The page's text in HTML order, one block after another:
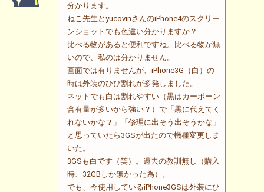
分かります。
ねこ先生とyucovinさんのiPhone4のスクリー
ンショットでも色違い分かりますか？
比べる物があると便利ですね。比べる物が無
いので、私のは分かりません。
画面では有りませんが、iPhone3G（白）の
時は外装のひび割れが多発しました。
ネットでも白は割れやすい（黒はカーボーン
含有量が多いから強い？）で「黒に代えてく
れないかな？」「修理に出そう出そうかな」
と思っていたら3GSが出たので機種変更しま
いた。
3GSも白です（笑）。過去の教訓無し（購入
時、32GBしか無かった為）。
でも、今使用しているiPhone3GSは外装にひ